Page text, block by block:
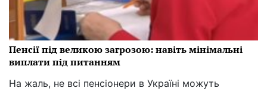
Пенсії під великою загрозою: навіть мінімальні
виплати під питанням
На жаль, не всі пенсіонери в Україні можуть